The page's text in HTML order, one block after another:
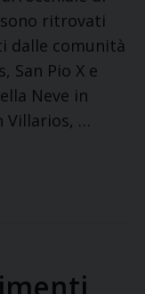
ritrovati
dalle comunità
San Pio X e
Neve in
Villarios, …